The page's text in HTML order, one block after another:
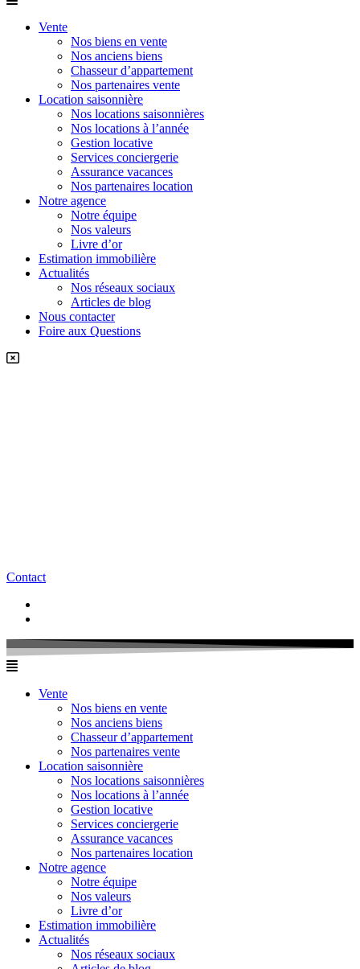
Vente
Nos biens en vente
Nos anciens biens
Chasseur d’appartement
Nos partenaires vente
Location saisonnière
Nos locations saisonnières
Nos locations à l’année
Gestion locative
Services conciergerie
Assurance vacances
Nos partenaires location
Notre agence
Notre équipe
Nos valeurs
Livre d’or
Estimation immobilière
Actualités
Nos réseaux sociaux
Articles de blog
Nous contacter
Foire aux Questions
Contact
Vente
Nos biens en vente
Nos anciens biens
Chasseur d’appartement
Nos partenaires vente
Location saisonnière
Nos locations saisonnières
Nos locations à l’année
Gestion locative
Services conciergerie
Assurance vacances
Nos partenaires location
Notre agence
Notre équipe
Nos valeurs
Livre d’or
Estimation immobilière
Actualités
Nos réseaux sociaux